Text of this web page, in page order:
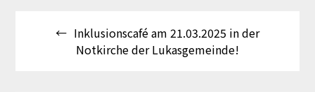
Inklusionscafé am 21.03.2025 in der
Notkirche der Lukasgemeinde!